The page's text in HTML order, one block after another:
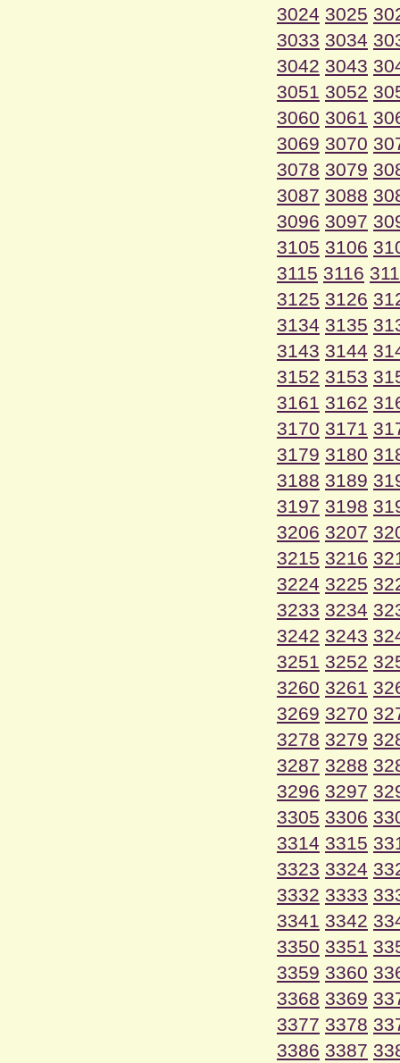
3024 3025
3033 3034
3042 3043
3051 3052
3060 3061
3069 3070
3078 3079
3087 3088
3096 3097
3105 3106
3115 3116
3125 3126
3134 3135
3143 3144
3152 3153
3161 3162
3170 3171
3179 3180
3188 3189
3197 3198
3206 3207
3215 3216
3224 3225
3233 3234
3242 3243
3251 3252
3260 3261
3269 3270
3278 3279
3287 3288
3296 3297
3305 3306
3314 3315
3323 3324
3332 3333
3341 3342
3350 3351
3359 3360
3368 3369
3377 3378
3386 3387